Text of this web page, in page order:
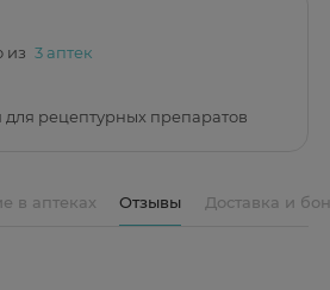
из 3 аптек
для рецептурных препаратов
в аптеках Отзывы Доставка и